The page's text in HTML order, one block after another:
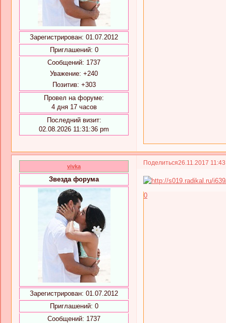
Зарегистрирован: 01.07.2012
Приглашений: 0
Сообщений: 1737
Уважение: +240
Позитив: +303
Провел на форуме:
4 дня 17 часов
Последний визит:
02.08.2026 11:31:36 pm
Поделиться26.11.2017
vivka
Звезда форума
Зарегистрирован: 01.07.2012
Приглашений: 0
Сообщений: 1737
0